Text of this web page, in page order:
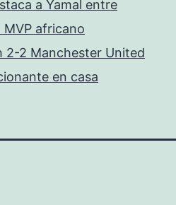
a Yamal entre
africano
2-2 Manchester United
en casa